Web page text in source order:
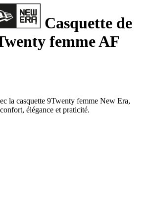
Casquette de
femme AF
la casquette 9Twenty femme New Era,
élégance et praticité.